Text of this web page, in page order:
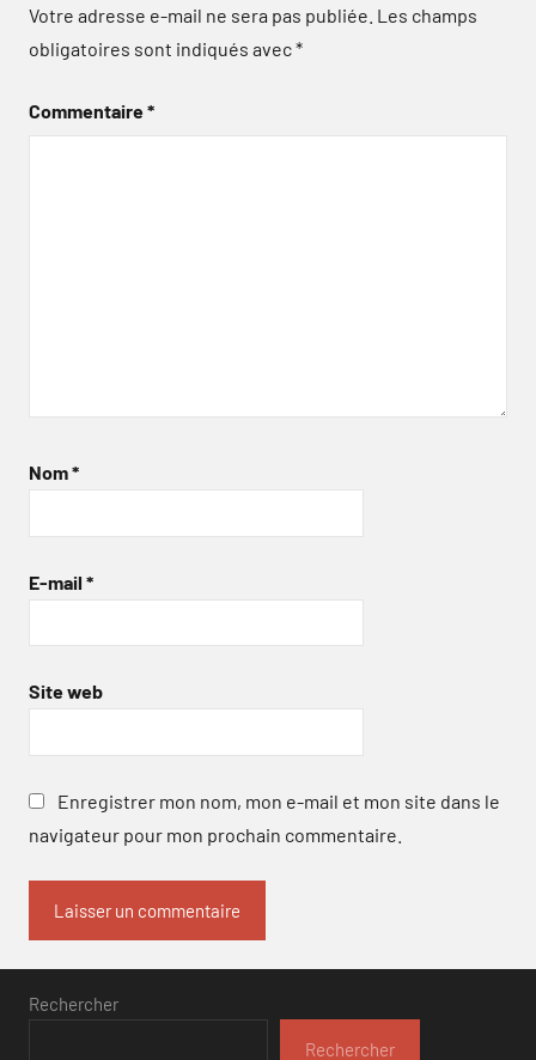
Votre adresse e-mail ne sera pas publiée. Les champs
obligatoires sont indiqués avec*
Commentaire*
Nom*
E-mail *
Site web
Enregistrer mon nom, mon e-mail et mon site dans le
navigateur pour mon prochain commentaire.
Rechercher
Rechercher